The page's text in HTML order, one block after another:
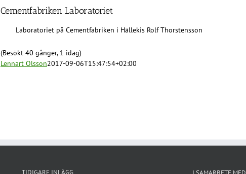
Cementfabriken Laboratoriet
Laboratoriet på Cementfabriken i Hällekis Rolf Thorstensson
(Besökt 40 gånger, 1 idag)
Lennart Olsson2017-09-06T15:47:54+02:00
TIDIGARE INLÄGG